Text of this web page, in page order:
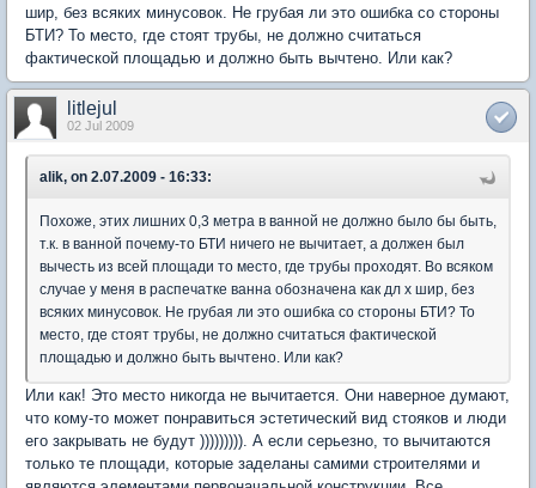
шир, без всяких минусовок. Не грубая ли это ошибка со стороны
БТИ? То место, где стоят трубы, не должно считаться
фактической площадью и должно быть вычтено. Или как?
litlejul
02 Jul 2009
alik, on 2.07.2009 - 16:33:
Похоже, этих лишних 0,3 метра в ванной не должно было бы быть,
т.к. в ванной почему-то БТИ ничего не вычитает, а должен был
вычесть из всей площади то место, где трубы проходят. Во всяком
случае у меня в распечатке ванна обозначена как дл х шир, без
всяких минусовок. Не грубая ли это ошибка со стороны БТИ? То
место, где стоят трубы, не должно считаться фактической
площадью и должно быть вычтено. Или как?
Или как! Это место никогда не вычитается. Они наверное думают,
что кому-то может понравиться эстетический вид стояков и люди
его закрывать не будут ))))))))). А если серьезно, то вычитаются
только те площади, которые заделаны самими строителями и